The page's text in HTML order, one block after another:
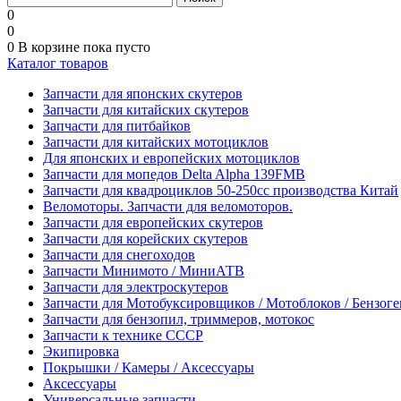
0
0
0 В корзине пока пусто
Каталог товаров
Запчасти для японских скутеров
Запчасти для китайских скутеров
Запчасти для питбайков
Запчасти для китайских мотоциклов
Для японских и европейских мотоциклов
Запчасти для мопедов Delta Alpha 139FMB
Запчасти для квадроциклов 50-250сс производства Китай
Веломоторы. Запчасти для веломоторов.
Запчасти для европейских скутеров
Запчасти для корейских скутеров
Запчасти для снегоходов
Запчасти Минимото / МиниАТВ
Запчасти для электроскутеров
Запчасти для Мотобуксировщиков / Мотоблоков /
Запчасти для бензопил, триммеров, мотокос
Запчасти к технике СССР
Экипировка
Покрышки / Камеры / Аксессуары
Аксессуары